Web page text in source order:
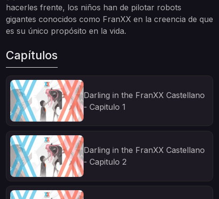
hacerles frente, los niños han de pilotar robots
gigantes conocidos como FranXX en la creencia de que
es su único propósito en la vida.
Capítulos
Darling in the FranXX Castellano
- Capitulo 1
Darling in the FranXX Castellano
- Capitulo 2